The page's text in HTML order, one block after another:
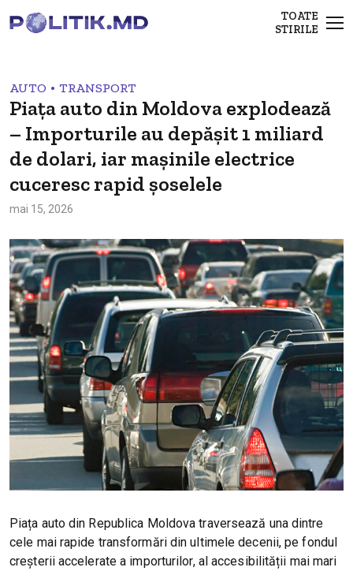
TOATE
STIRILE
AUTO • TRANSPORT
Piața auto din Moldova explodează
– Importurile au depășit 1 miliard
de dolari, iar mașinile electrice
cuceresc rapid șoselele
mai 15, 2026
Piața auto din Republica Moldova traversează una dintre
cele mai rapide transformări din ultimele decenii, pe fondul
creșterii accelerate a importurilor, al accesibilității mai mari